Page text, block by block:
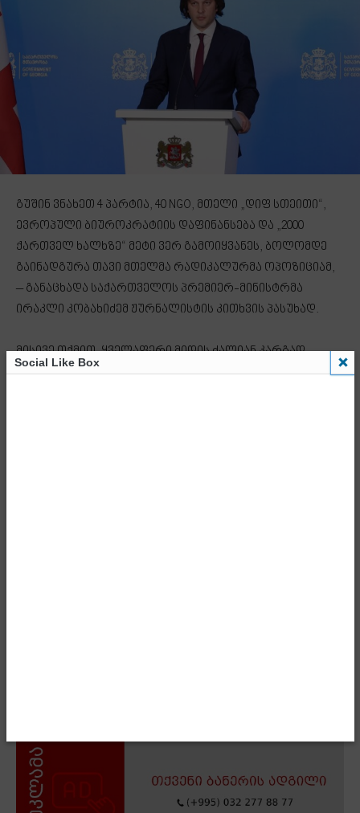
გუშინ ვნახეთ 4 პარტია, 40 NGO, მთელი „დიფ სთეითი“,
ევროპული ბიუროკრატიის დაფინანსება და „2000
ქართველ ხალხზე“ მეტი ვერ გამოიყვანეს, ბოლომდე
გაინადგურა თავი მთელმა რადიკალურმა ოპოზიციამ,
– განაცხადა საქართველოს პრემიერ-მინისტრმა
ირაკლი კობახიძემ ჟურნალისტის კითხვის პასუხად.
მისივე თქმით, ყველაფერი მიდის ძალიან კარგად,
რადიკალური ოპოზიცია თავს ინადგურებს, ქვეყანა კი
Social Like Box